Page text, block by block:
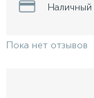
Наличный
Пока нет отзывов